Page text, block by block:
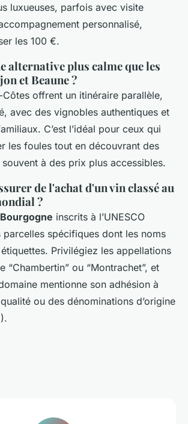
luxueuses, parfois avec visite
personnalisé,
les 100 €.
alternative plus calme que les
et Beaune ?
Côtes offrent un itinéraire parallèle,
avec des vignobles authentiques et
C’est l’idéal pour ceux qui
les foules tout en découvrant des
à des prix plus accessibles.
de l'achat d'un vin classé au
?
inscrits à l’UNESCO
parcelles spécifiques dont les noms
Privilégiez les appellations
“Chambertin” ou “Montrachet”, et
mentionne son adhésion à
ou des dénominations d’origine